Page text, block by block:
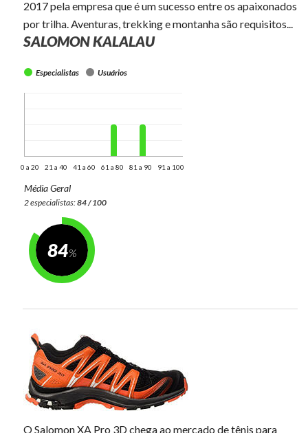
2017 pela empresa que é um sucesso entre os apaixonados
por trilha. Aventuras, trekking e montanha são requisitos...
SALOMON KALALAU
Especialistas Usuários
0 a 20 21 a 40 41 a 60 61 a 80 81 a 90 91 a 100
Média Geral
2 especialistas:84 / 100
84
O Salomon XA Pro 3D chega ao mercado de tênis para